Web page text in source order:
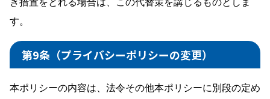
す。
第9条（プライバシーポリシーの変更）
本ポリシーの内容は、法令その他本ポリシーに別段の定め